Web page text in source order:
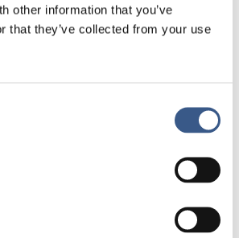
other information that you’ve
that they’ve collected from your use
och statistik.